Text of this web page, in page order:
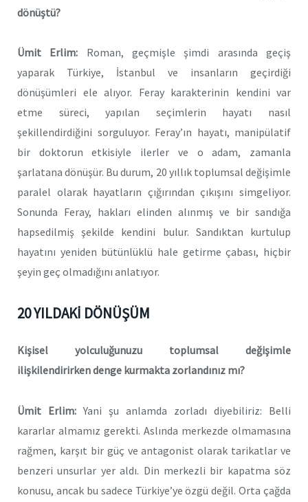
dönüştü?
Ümit Erlim: Roman, geçmişle şimdi arasında geçiş
yaparak Türkiye, İstanbul ve insanların geçirdiği
dönüşümleri ele alıyor. Feray karakterinin kendini var
etme süreci, yapılan seçimlerin hayatı nasıl
şekillendirdiğini sorguluyor. Feray’ın hayatı, manipülatif
bir doktorun etkisiyle ilerler ve o adam, zamanla
şarlatana dönüşür. Bu durum, 20 yıllık toplumsal değişimle
paralel olarak hayatların çığırından çıkışını simgeliyor.
Sonunda Feray, hakları elinden alınmış ve bir sandığa
hapsedilmiş şekilde kendini bulur. Sandıktan kurtulup
hayatını yeniden bütünlüklü hale getirme çabası, hiçbir
şeyin geç olmadığını anlatıyor.
20 YILDAKİ DÖNÜŞÜM
Kişisel yolculuğunuzu toplumsal değişimle
ilişkilendirirken denge kurmakta zorlandınız mı?
Ümit Erlim: Yani şu anlamda zorladı diyebiliriz: Belli
kararlar almamız gerekti. Aslında merkezde olmamasına
rağmen, karşıt bir güç ve antagonist olarak tarikatlar ve
benzeri unsurlar yer aldı. Din merkezli bir kapatma söz
konusu, ancak bu sadece Türkiye’ye özgü değil. Orta çağda